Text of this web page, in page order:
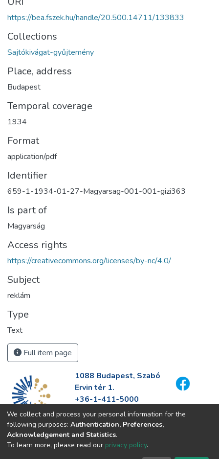
https://bea.fszek.hu/handle/20.500.14711/133833
Collections
Sajtókivágat-gyűjtemény
Place, address
Budapest
Temporal coverage
1934
Format
application/pdf
Identifier
659-1-1934-01-27-Magyarsag-001-001-gizi363
Is part of
Magyarság
Access rights
https://creativecommons.org/licenses/by-nc/4.0/
Subject
reklám
Type
Text
Full item page
1088 Budapest, Szabó
Ervin tér 1.
+36-1-411-5000
info@fszek.hu
https://fszek.hu
We collect and process your personal information for the
following purposes: Authentication, Preferences,
Acknowledgement and Statistics.
To learn more, please read our privacy policy.